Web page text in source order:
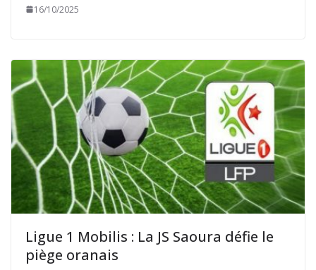
16/10/2025
Ligue 1 Mobilis : La JS Saoura défie le
piège oranais